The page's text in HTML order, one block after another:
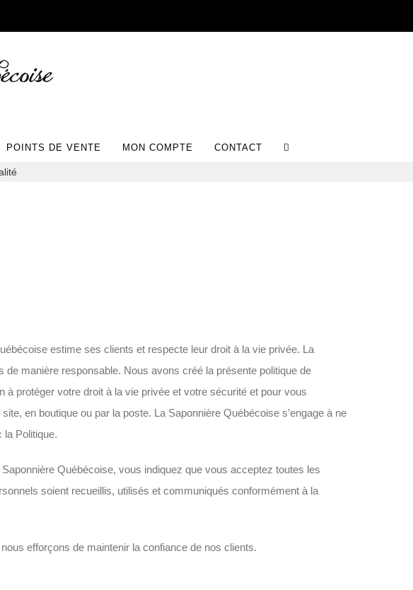
POINTS DE VENTE MON COMPTE CONTACT
estime ses clients et respecte leur droit à la vie privée. La
de manière responsable. Nous avons créé la présente politique de
protéger votre droit à la vie privée et votre sécurité et pour vous
en boutique ou par la poste. La Saponnière Québécoise s’engage à ne
la Politique.
Québécoise, vous indiquez que vous acceptez toutes les
soient recueillis, utilisés et communiqués conformément à la
efforçons de maintenir la confiance de nos clients.